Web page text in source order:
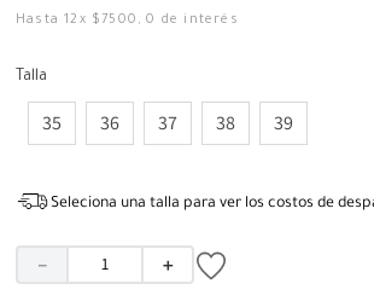
Hasta12 x $ 7500 ,0 de interés
Talla
35 36 37 38 39
Seleciona una talla para ver los costos de
＋
－